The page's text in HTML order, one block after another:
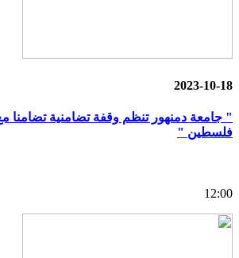
2023-10-18
" جامعة دمنهور تنظم وقفة تضامنية تضامنا
فلسطين "
12:00